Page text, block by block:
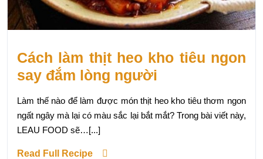
Cách làm thịt heo kho tiêu ngon
say đắm lòng người
Làm thế nào để làm được món thịt heo kho tiêu thơm ngon
ngất ngây mà lại có màu sắc lại bắt mắt? Trong bài viết này,
LEAU FOOD sẽ…[...]
Read Full Recipe